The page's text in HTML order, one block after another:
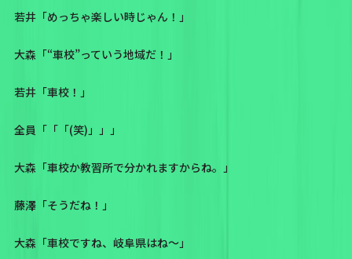
若井「めっちゃ楽しい時じゃん！」
大森「“車校”っていう地域だ！」
若井「車校！」
全員「「「(笑)」」」
大森「車校か教習所で分かれますからね。」
藤澤「そうだね！」
大森「車校ですね、岐阜県はね〜」